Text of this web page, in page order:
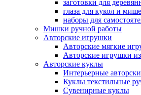
заготовки для
глаза для кукол и
наборы для
Мишки ручной работы
Авторские игрушки
Авторские мягкие
Авторские игрушки
Авторские куклы
Интерьерные
Куклы текстильные
Сувенирные куклы